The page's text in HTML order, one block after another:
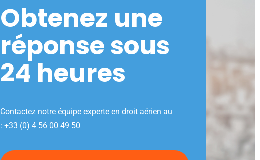
Obtenez une
réponse sous
24 heures
Contactez notre équipe experte en droit aérien au
: +33 (0) 4 56 00 49 50